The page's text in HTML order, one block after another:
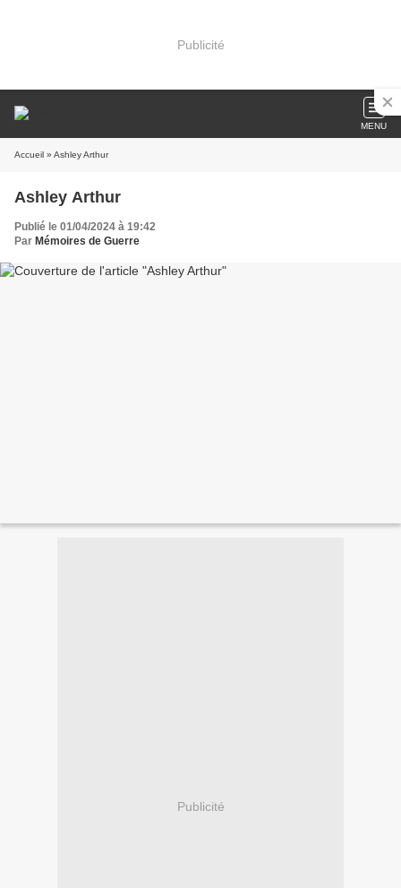
Publicité
MENU
Accueil » Ashley Arthur
Ashley Arthur
Publié le 01/04/2024 à 19:42
Par Mémoires de Guerre
Publicité